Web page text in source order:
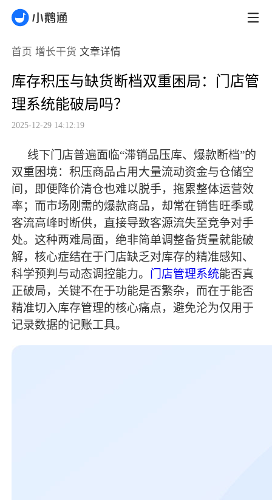
首页 增长干货 文章详情
库存积压与缺货断档双重困局：门店管
理系统能破局吗？
2025-12-29 14:12:19
线下门店普遍面临“滞销品压库、爆款断档”的
双重困境：积压商品占用大量流动资金与仓储空
间，即便降价清仓也难以脱手，拖累整体运营效
率；而市场刚需的爆款商品，却常在销售旺季或
客流高峰时断供，直接导致客源流失至竞争对手
处。这种两难局面，绝非简单调整备货量就能破
解，核心症结在于门店缺乏对库存的精准感知、
科学预判与动态调控能力。 门店管理系统能否真
正破局，关键不在于功能是否繁杂，而在于能否
精准切入库存管理的核心痛点，避免沦为仅用于
记录数据的记账工具。